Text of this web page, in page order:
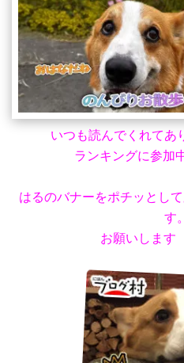
いつも読んでくれてあ
ランキングに参加
はるのバナーをポチッとし
す。